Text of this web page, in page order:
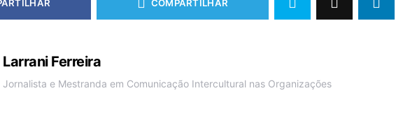
COMPARTILHAR
Larrani Ferreira
Jornalista e Mestranda em Comunicação Intercultural nas Organizações